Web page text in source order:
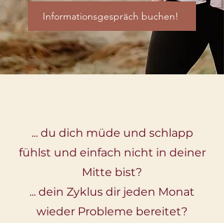
Informationsgespräch buchen!
... du dich müde und schlapp
fühlst und einfach nicht in deiner
Mitte bist?
... dein Zyklus dir jeden Monat
wieder Probleme bereitet?